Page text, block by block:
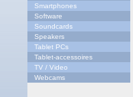
Smartphones
Software
Soundcards
Speakers
Tablet PCs
Tablet-accessoires
TV / Video
Webcams